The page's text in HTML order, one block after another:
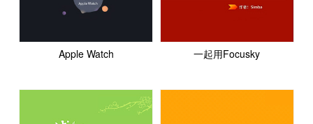
Apple Watch 一起用Focusky